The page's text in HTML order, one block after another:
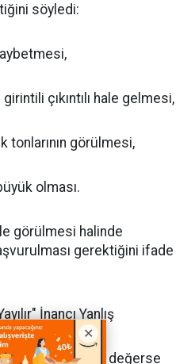
söyledi:
çıkıntılı hale gelmesi,
tonlarının görülmesi,
olması.
görülmesi halinde
gerektiğini ifade
İnancı Yanlış
bene bıçak değerse